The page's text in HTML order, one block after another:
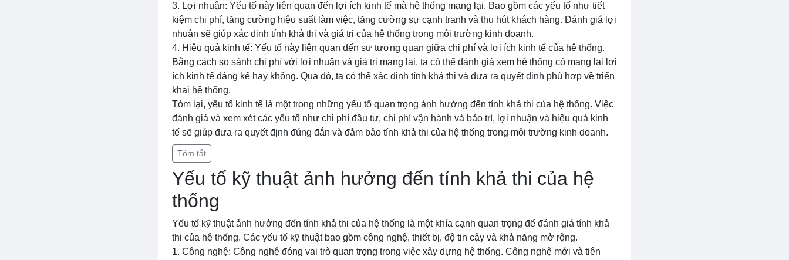
3. Lợi nhuận: Yếu tố này liên quan đến lợi ích kinh tế mà hệ thống mang lại. Bao gồm các yếu tố như tiết
kiệm chi phí, tăng cường hiệu suất làm việc, tăng cường sự cạnh tranh và thu hút khách hàng. Đánh giá lợi
nhuận sẽ giúp xác định tính khả thi và giá trị của hệ thống trong môi trường kinh doanh.
4. Hiệu quả kinh tế: Yếu tố này liên quan đến sự tương quan giữa chi phí và lợi ích kinh tế của hệ thống.
Bằng cách so sánh chi phí với lợi nhuận và giá trị mang lại, ta có thể đánh giá xem hệ thống có mang lại lợi
ích kinh tế đáng kể hay không. Qua đó, ta có thể xác định tính khả thi và đưa ra quyết định phù hợp về triển
khai hệ thống.
Tóm lại, yếu tố kinh tế là một trong những yếu tố quan trọng ảnh hưởng đến tính khả thi của hệ thống. Việc
đánh giá và xem xét các yếu tố như chi phí đầu tư, chi phí vận hành và bảo trì, lợi nhuận và hiệu quả kinh
tế sẽ giúp đưa ra quyết định đúng đắn và đảm bảo tính khả thi của hệ thống trong môi trường kinh doanh.
Tóm tắt
Yếu tố kỹ thuật ảnh hưởng đến tính khả thi của hệ
thống
Yếu tố kỹ thuật ảnh hưởng đến tính khả thi của hệ thống là một khía cạnh quan trọng để đánh giá tính khả
thi của hệ thống. Các yếu tố kỹ thuật bao gồm công nghệ, thiết bị, độ tin cậy và khả năng mở rộng.
1. Công nghệ: Công nghệ đóng vai trò quan trọng trong việc xây dựng hệ thống. Công nghệ mới và tiên